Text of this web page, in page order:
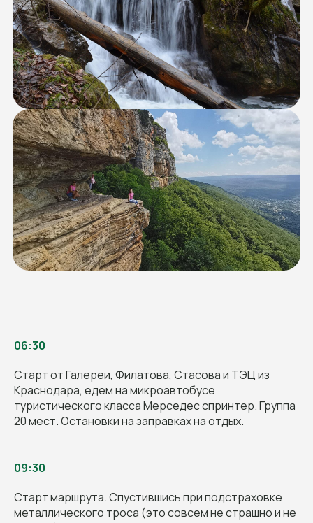
06:30
Старт от Галереи, Филатова, Стасова и ТЭЦ из
Краснодара, едем на микроавтобусе
туристического класса Мерседес спринтер. Группа
20 мест. Остановки на заправках на отдых.
09:30
Старт маршрута. Спустившись при подстраховке
металлического троса (это совсем не страшно и не
НАШИ ПРЕДЫДУЩИЕ